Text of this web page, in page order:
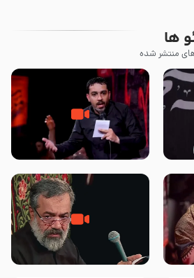
ها
منتشر شده
شور ، حسینا! به‌ حق زهرا «أُنْظُرْ
إِلَینا» – عزاداری شب هفتم ماه
جواد
مقدم – شب هشتم محرم 1448 –
مادر منم مثل تو خمیدم – حاج
محمود کریمی – شهادت حضرت